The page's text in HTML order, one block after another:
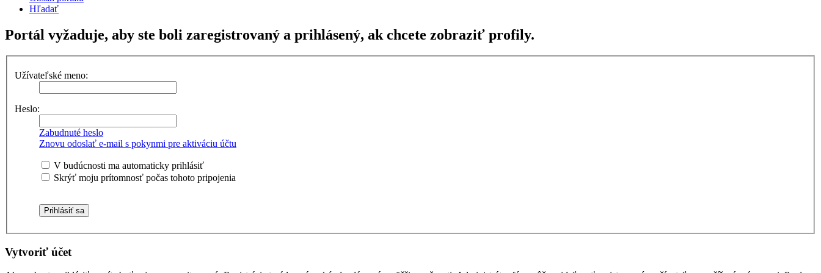
Hľadať
Portál vyžaduje, aby ste boli zaregistrovaný a prihlásený, ak chcete zobraziť profily.
Užívateľské meno:
Heslo:
Zabudnuté heslo
Znovu odoslať e-mail s pokynmi pre aktiváciu účtu
V budúcnosti ma automaticky prihlásiť
Skrýť moju prítomnosť počas tohoto pripojenia
Vytvoriť účet